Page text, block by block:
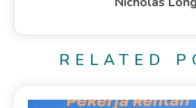
RELATED